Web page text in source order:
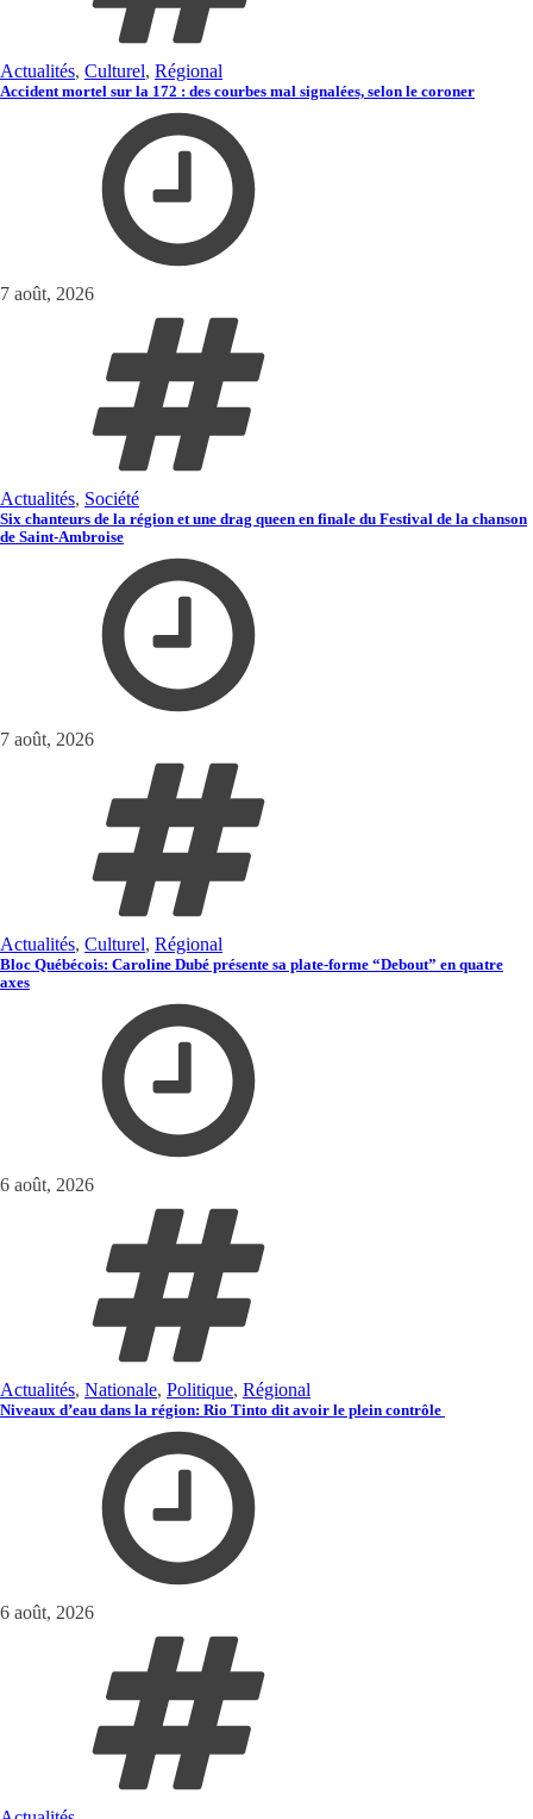
Actualités, Culturel, Régional
Accident mortel sur la 172 : des courbes mal signalées, selon le coroner
7 août, 2026
Actualités, Société
Six chanteurs de la région et une drag queen en finale du Festival de la chanson
de Saint-Ambroise
7 août, 2026
Actualités, Culturel, Régional
Bloc Québécois: Caroline Dubé présente sa plate-forme “Debout” en quatre
axes
6 août, 2026
Actualités, Nationale, Politique, Régional
Niveaux d’eau dans la région: Rio Tinto dit avoir le plein contrôle
6 août, 2026